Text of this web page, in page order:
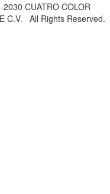
CUATRO COLOR
C.V. All Rights Reserved.